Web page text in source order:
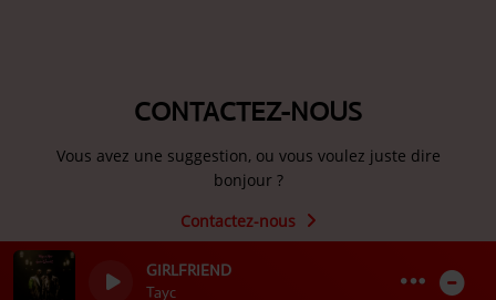
GIRLFRIEND
Tayc
CONTACTEZ-NOUS
Vous avez une suggestion, ou vous voulez juste dire
bonjour ?
Contactez-nous